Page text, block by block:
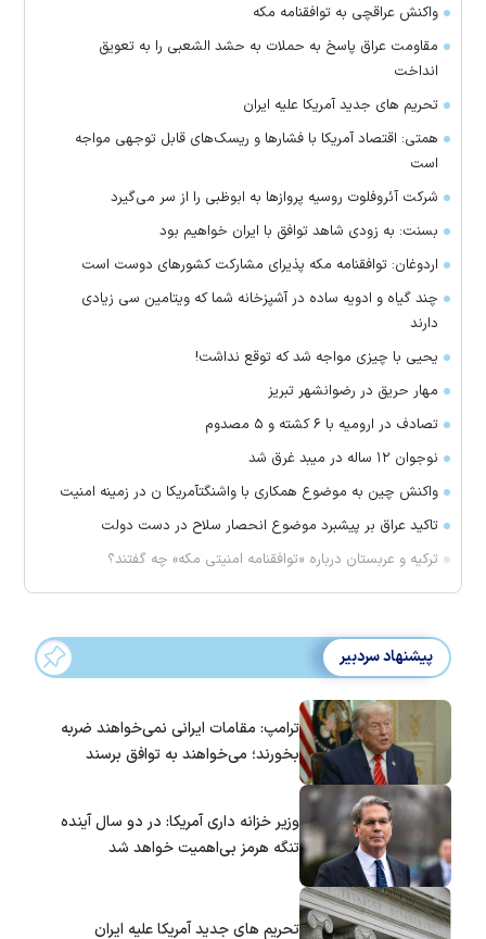
واکنش عراقچی به توافقنامه مکه
مقاومت عراق پاسخ به حملات به حشد الشعبی را به تعویق
انداخت
تحریم های جدید آمریکا علیه ایران
همتی: اقتصاد آمریکا با فشارها و ریسک‌های قابل توجهی مواجه
است
شرکت آئروفلوت روسیه پرواز‌ها به ابوظبی را از سر می‌گیرد
بسنت: به زودی شاهد توافق با ایران خواهیم بود
اردوغان: توافقنامه مکه پذیرای مشارکت کشور‌های دوست است
چند گیاه و ادویه ساده در آشپزخانه شما که ویتامین سی زیادی
دارند
یحیی با چیزی مواجه شد که توقع نداشت!
مهار حریق در رضوانشهر تبریز
تصادف در ارومیه با ۶ کشته و ۵ مصدوم
نوجوان ۱۲ ساله در میبد غرق شد
واکنش چین به موضوع همکاری با واشنگتآمریکا ن در زمینه امنیت
تاکید عراق بر پیشبرد موضوع انحصار سلاح در دست دولت
ترکیه و عربستان درباره «توافقنامه امنیتی مکه» چه گفتند؟
پیشنهاد سردبیر
ترامپ: مقامات ایرانی نمی‌خواهند ضربه
بخورند؛ می‌خواهند به توافق برسند
وزیر خزانه داری آمریکا: در دو سال آینده
تنگه هرمز بی‌اهمیت خواهد شد
تحریم های جدید آمریکا علیه ایران